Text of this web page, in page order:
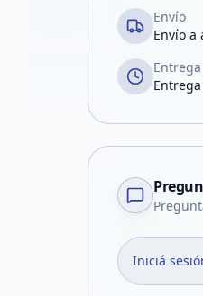
Envío
Envío
Entrega
Iniciá